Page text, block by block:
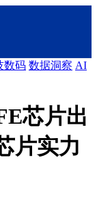
数码 数据洞察 AI
芯片出
片实力